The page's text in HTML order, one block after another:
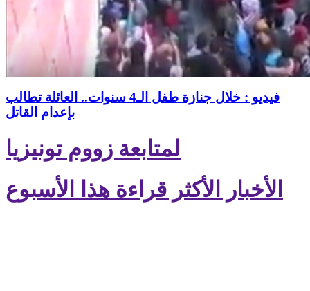
فيديو : خلال جنازة طفل الـ4 سنوات.. العائلة تطالب
بإعدام القاتل
لمتابعة زووم تونيزيا
الأخبار الأكثر قراءة هذا الأسبوع